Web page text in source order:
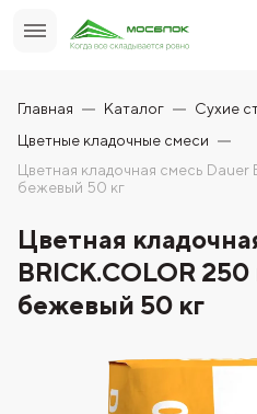
Главная Каталог
Сухие
Цветные кладочные смеси
Цветная кладочная смесь
бежевый 50 кг
Цветная
BRICK.COLOR
бежевый 50 кг